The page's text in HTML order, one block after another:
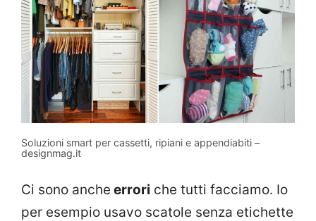
Soluzioni smart per cassetti, ripiani e appendiabiti –
designmag.it
Ci sono anche errori che tutti facciamo. Io
per esempio usavo scatole senza etichette